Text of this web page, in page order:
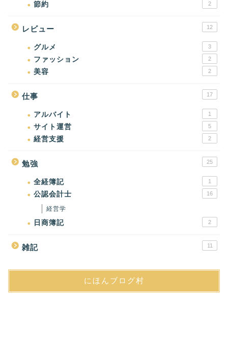
節約 2
レビュー 12
グルメ 3
ファッション 2
美容 2
仕事 17
アルバイト 1
サイト運営 5
経営支援 2
勉強 25
全経簿記 1
公認会計士 16
経営学
日商簿記 2
雑記 11
にほんブログ村